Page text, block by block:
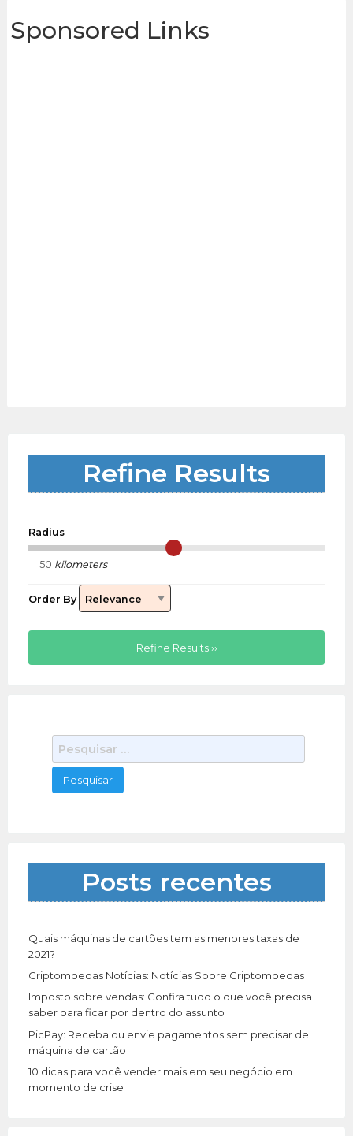
Sponsored Links
Refine Results
Radius
kilometers
Order By
Refine Results ››
e
q
a
p
r
:
Posts recentes
Quais máquinas de cartões tem as menores taxas de
2021?
Criptomoedas Notícias: Notícias Sobre Criptomoedas
Imposto sobre vendas: Confira tudo o que você precisa
saber para ficar por dentro do assunto
PicPay: Receba ou envie pagamentos sem precisar de
máquina de cartão
10 dicas para você vender mais em seu negócio em
momento de crise